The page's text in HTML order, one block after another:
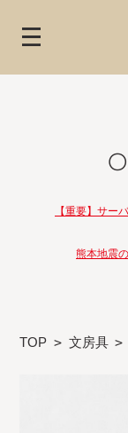
【重要】サー
熊本地震
TOP > 文房具 >